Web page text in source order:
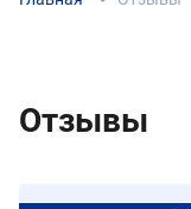
Отзывы